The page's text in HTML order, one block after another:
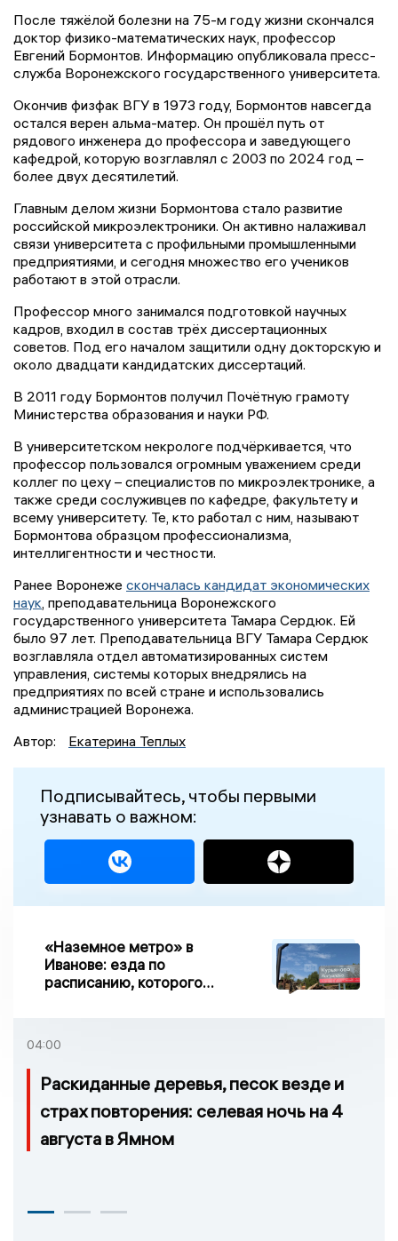
После тяжёлой болезни на 75-м году жизни скончался
доктор физико-математических наук, профессор
Евгений Бормонтов. Информацию опубликовала пресс-
служба Воронежского государственного университета.
Окончив физфак ВГУ в 1973 году, Бормонтов навсегда
остался верен альма-матер. Он прошёл путь от
рядового инженера до профессора и заведующего
кафедрой, которую возглавлял с 2003 по 2024 год –
более двух десятилетий.
Главным делом жизни Бормонтова стало развитие
российской микроэлектроники. Он активно налаживал
связи университета с профильными промышленными
предприятиями, и сегодня множество его учеников
работают в этой отрасли.
Профессор много занимался подготовкой научных
кадров, входил в состав трёх диссертационных
советов. Под его началом защитили одну докторскую и
около двадцати кандидатских диссертаций.
В 2011 году Бормонтов получил Почётную грамоту
Министерства образования и науки РФ.
В университетском некрологе подчёркивается, что
профессор пользовался огромным уважением среди
коллег по цеху – специалистов по микроэлектронике, а
также среди сослуживцев по кафедре, факультету и
всему университету. Те, кто работал с ним, называют
Бормонтова образцом профессионализма,
интеллигентности и честности.
Ранее Воронеже скончалась кандидат экономических
наук , преподавательница Воронежского
государственного университета Тамара Сердюк. Ей
было 97 лет. Преподавательница ВГУ Тамара Сердюк
возглавляла отдел автоматизированных систем
управления, системы которых внедрялись на
предприятиях по всей стране и использовались
администрацией Воронежа.
Автор:
Екатерина Теплых
Подписывайтесь, чтобы первыми
узнавать о важном:
«Наземное метро» в
Иванове: езда по
расписанию, которого
04:00
Раскиданные деревья, песок везде и
страх повторения: селевая ночь на 4
августа в Ямном